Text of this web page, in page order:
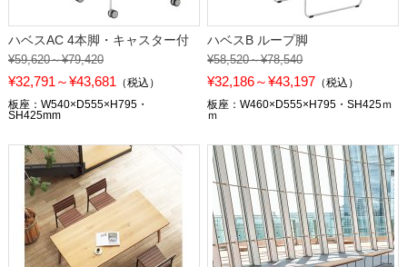
ハベスAC 4本脚・キャスター付
¥59,620～¥79,420
¥32,791～¥43,681（税込）
板座：W540×D555×H795・
SH425mm
ハベスB ループ脚
¥58,520～¥78,540
¥32,186～¥43,197 （税込）
板座：W460×D555×H795・SH425ｍ
ｍ